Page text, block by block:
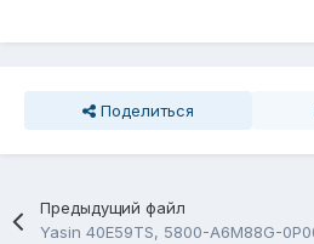
Поделиться
Предыдущий файл